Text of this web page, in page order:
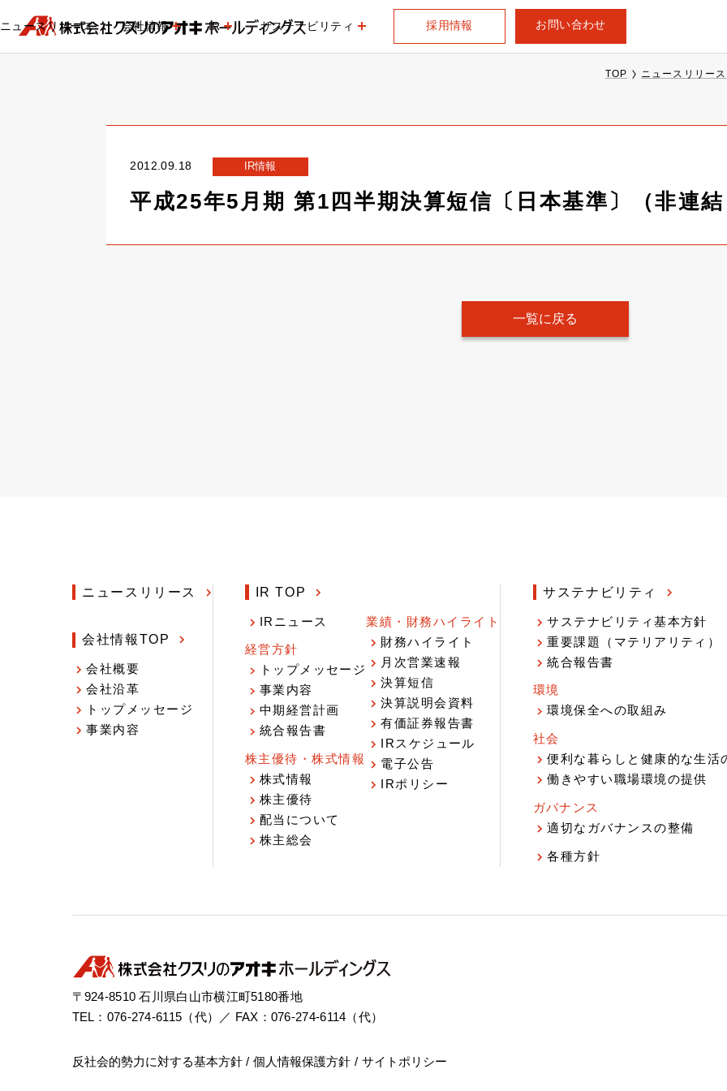
ニュースリリース 会社情報 IR サステナビリティ 採用情報 お問い合わせ
TOP ニュースリリース
2012.09.18 IR情報
平成25年5月期 第1四半期決算短信〔日本基準〕（非連
一覧に戻る
ニュースリリース
会社情報TOP
会社概要
会社沿革
トップメッセージ
事業内容
IR TOP
IRニュース
経営方針
トップメッセージ
事業内容
中期経営計画
統合報告書
株主優待・株式情報
株式情報
株主優待
配当について
株主総会
業績・財務ハイライト
財務ハイライト
月次営業速報
決算短信
決算説明会資料
有価証券報告書
IRスケジュール
電子公告
IRポリシー
サステナビリティ
サステナビリティ基本方針
重要課題（マテリアリティ）
統合報告書
環境
環境保全への取組み
社会
便利な暮らしと健康的な生活
働きやすい職場環境の提供
ガバナンス
適切なガバナンスの整備
各種方針
〒924-8510 石川県白山市横江町5180番地
TEL：076-274-6115（代）／ FAX：076-274-6114（代）
反社会的勢力に対する基本方針 個人情報保護方針 サイトポリシー